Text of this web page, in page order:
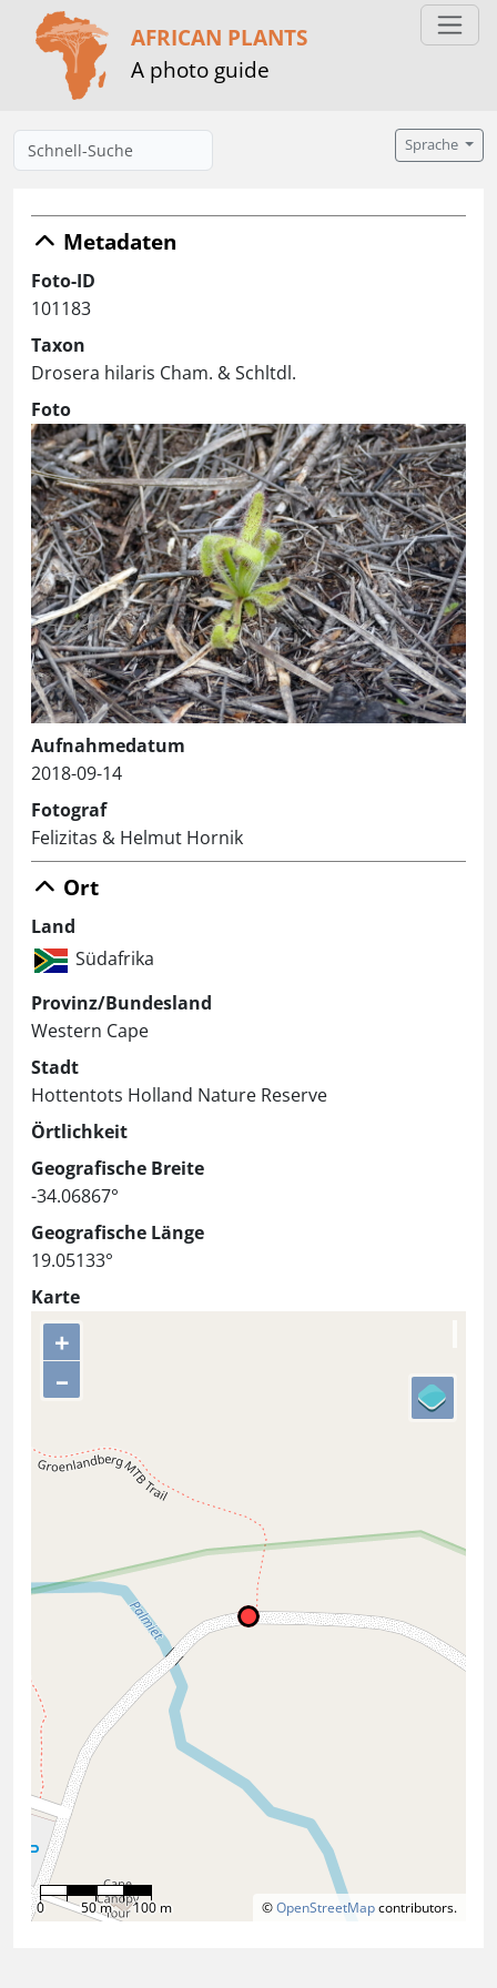
AFRICAN PLANTS
A photo guide
Sprache
Metadaten
Foto-ID
101183
Taxon
Drosera hilaris Cham. & Schltdl.
Foto
Aufnahmedatum
2018-09-14
Fotograf
Felizitas & Helmut Hornik
Ort
Land
Südafrika
Provinz/Bundesland
Western Cape
Stadt
Hottentots Holland Nature Reserve
Örtlichkeit
Geografische Breite
-34.06867°
Geografische Länge
19.05133°
Karte
+
–
©OpenStreetMapcontributors.
0 50 m 100 m